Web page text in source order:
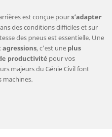
est conçue pours’adapter
des conditions difficiles et sur
des pneus est essentielle. Une
, c’est une plus
productivité pour vos
majeurs du Génie Civil font
machines.